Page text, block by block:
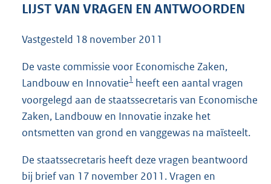
:
LIJST VAN VRAGEN EN ANTWOORDEN
Vastgesteld 18 november 2011
De vaste commissie voor Economische Zaken,
Landbouw en Innovatie1 heeft een aantal vragen
voorgelegd aan de staatssecretaris van Economische
Zaken, Landbouw en Innovatie inzake het
ontsmetten van grond en vanggewas na maïsteelt.
De staatssecretaris heeft deze vragen beantwoord
bij brief van 17 november 2011. Vragen en